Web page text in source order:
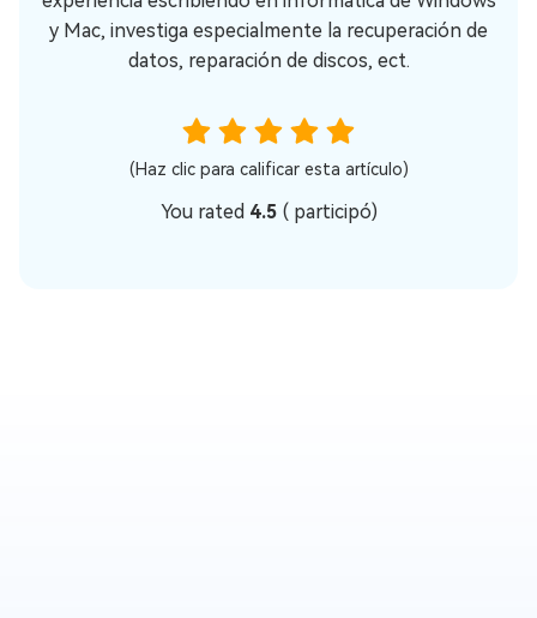
y Mac, investiga especialmente la recuperación de
datos, reparación de discos, ect.
(Haz clic para calificar esta artículo)
You rated 4.5 (participó)